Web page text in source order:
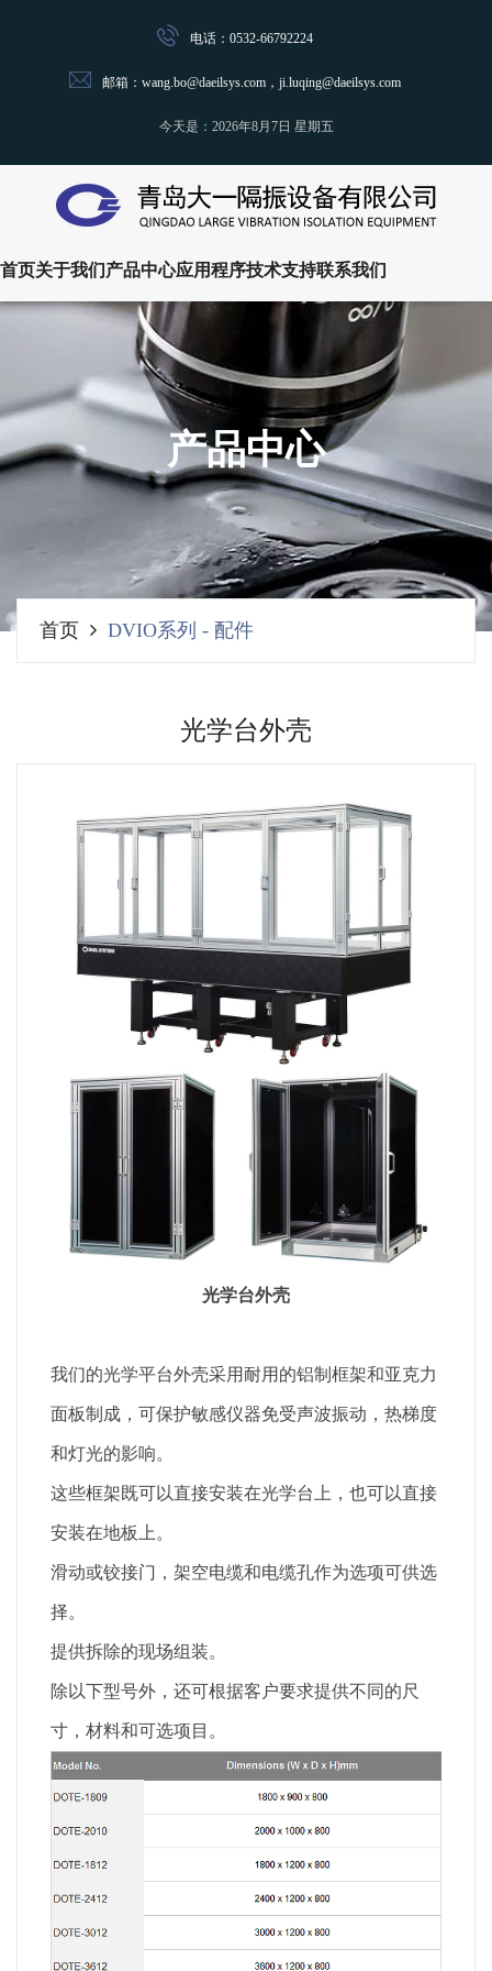
电话：0532-66792224
邮箱：wang.bo@daeilsys.com，ji.luqing@daeilsys.com
今天是： 2026年8月7日 星期五
首页关于我们产品中心应用程序技术支持联系我们
产品中心
首页 DVIO系列 - 配件
光学台外壳
光学台外壳
我们的光学平台外壳采用耐用的铝制框架和亚克力
面板制成，可保护敏感仪器免受声波振动，热梯度
和灯光的影响。
这些框架既可以直接安装在光学台上，也可以直接
安装在地板上。
滑动或铰接门，架空电缆和电缆孔作为选项可供选
择。
提供拆除的现场组装。
除以下型号外，还可根据客户要求提供不同的尺
寸，材料和可选项目。